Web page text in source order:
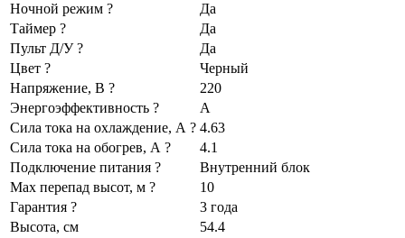
Ночной режим ?
Да
Таймер ?
Да
Пульт Д/У ?
Да
Цвет ?
Черный
Напряжение, В ?
220
Энергоэффективность ?
A
Сила тока на охлаждение, А ? 4.63
Сила тока на обогрев, А ?
4.1
Подключение питания ?
Внутренний блок
Max перепад высот, м ?
10
Гарантия ?
3 года
Высота, см
54.4